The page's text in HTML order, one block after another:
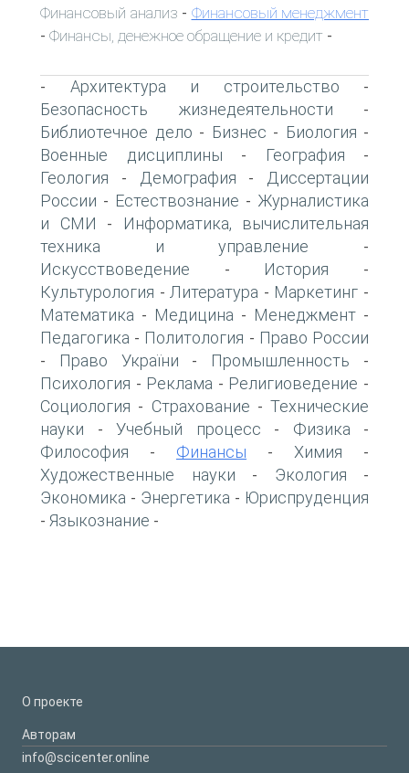
Финансовый анализ - Финансовый менеджмент
- Финансы, денежное обращение и кредит -
- Архитектура и строительство -
Безопасность жизнедеятельности -
Библиотечное дело - Бизнес - Биология -
Военные дисциплины - География -
Геология - Демография -
Диссертации
России - Естествознание - Журналистика
и СМИ -
Информатика, вычислительная
техника и управление -
Искусствоведение - История -
Культурология - Литература - Маркетинг -
Математика - Медицина - Менеджмент -
Педагогика - Политология - Право России
- Право України - Промышленность -
Психология - Реклама - Религиоведение -
Социология - Страхование - Технические
науки - Учебный процесс - Физика -
Философия - Финансы - Химия -
Художественные науки - Экология -
Экономика - Энергетика - Юриспруденция
- Языкознание -
О проекте
Авторам
info@scicenter.online